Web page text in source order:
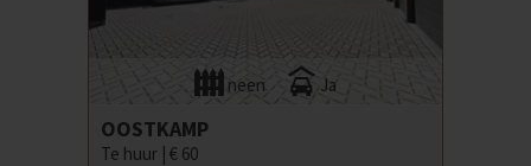
neen Ja
OOSTKAMP
Te huur | € 60